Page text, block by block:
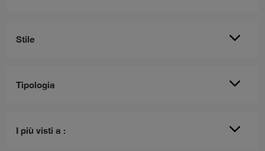
Stile
Tipologia
I più visti a :